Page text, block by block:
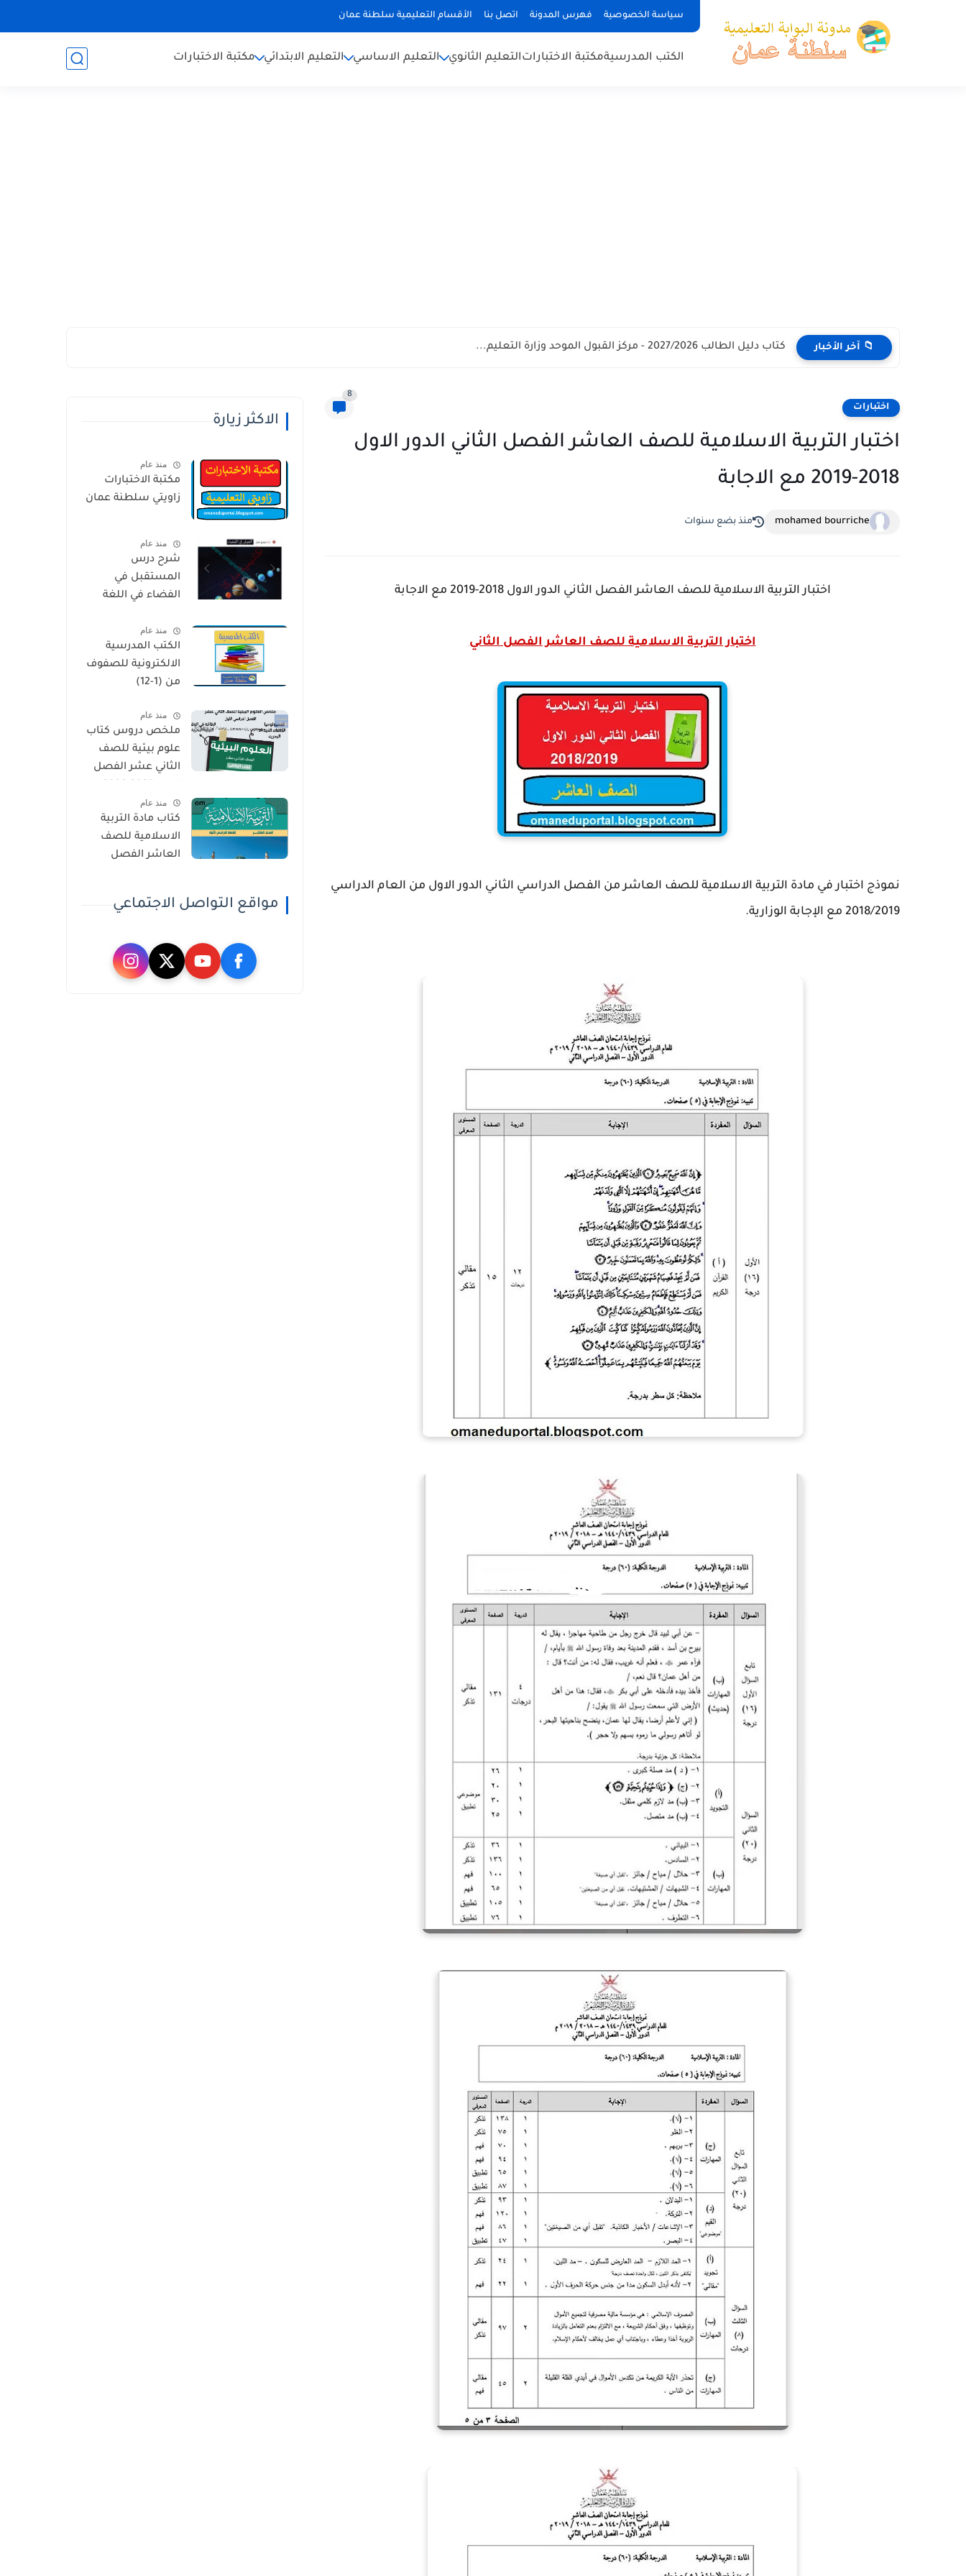
سياسة الخصوصية فهرس المدونة اتصل بنا الأقسام التعليمية سلطنة عمان
الكتب المدرسيةمكتبة الاختباراتالتعليم الثانوي التعليم الاساسي التعليم الابتدائي مكتبة الاختبارات
📁 آخر الأخبار كتاب دليل الطالب 2027/2026 - مركز القبول الموحد وزارة التعليم...
اختبارات
8
اختبار التربية الاسلامية للصف العاشر الفصل الثاني الدور الاول
2018-2019 مع الاجابة
mohamed bourriche منذ بضع سنوات
اختبار التربية الاسلامية للصف العاشر الفصل الثاني الدور الاول 2018-2019 مع الاجابة
اختبار التربية الاسلامية للصف العاشر الفصل الثاني
نموذج اختبار في مادة التربية الاسلامية للصف العاشر من الفصل الدراسي الثاني الدور الاول من العام الدراسي
2018/2019 مع الإجابة الوزارية.
الاكثر زيارة
منذ عام
مكتبة الاختبارات
زاويتي سلطنة عمان
منذ عام
شرح درس
المستقبل في
الفضاء في اللغة
الخامس الفصل
الثاني
منذ عام
الكتب المدرسية
الالكترونية للصفوف
من (1-12)
منذ عام
ملخص دروس كتاب
علوم بيئية للصف
الثاني عشر الفصل
منذ عام
كتاب مادة التربية
الاسلامية للصف
العاشر الفصل
مواقع التواصل الاجتماعي